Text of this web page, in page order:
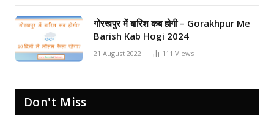
गोरखपुर में बारिश कब होगी – Gorakhpur Me
Barish Kab Hogi 2024
21 August 2022 111 Views
Don't Miss